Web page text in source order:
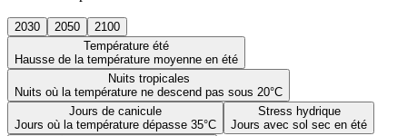
2030 2050
2100
Température été
Hausse de la température moyenne en été
Nuits tropicales
Nuits où la température ne descend pas sous 20°C
Jours de canicule
Jours où la température dépasse 35°C
Stress hydrique
Jours avec sol sec en été